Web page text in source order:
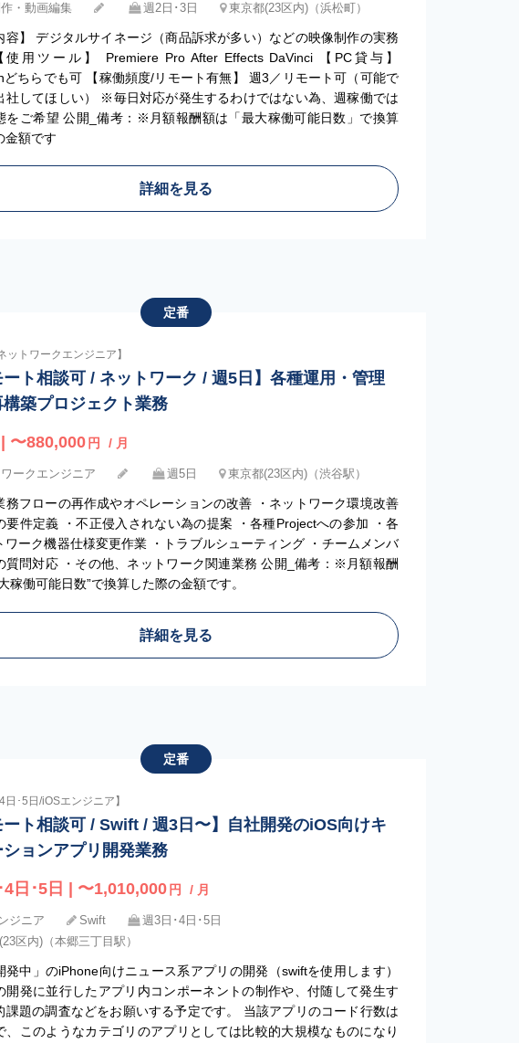
・動画編集 週2日･3日 東京都(23区内)（浜松町）
容】 デジタルサイネージ（商品訴求が多い）などの映像制作の実務
用ツール】 Premiere Pro After Effects DaVinci 【PC貸与】
どちらでも可 【稼働頻度/リモート有無】 週3／リモート可（可能で
社してほしい） ※毎日対応が発生するわけではない為、週稼働では
をご希望 公開_備考：※月額報酬額は「最大稼働可能日数」で換算
金額です
詳細を見る
定番
ットワークエンジニア】
ート相談可 / ネットワーク / 週5日】各種運用・管理
築プロジェクト業務
〜880,000 円 / 月
ークエンジニア 週5日 東京都(23区内)（渋谷駅）
務フローの再作成やオペレーションの改善 ・ネットワーク環境改善
要件定義 ・不正侵入されない為の提案 ・各種Projectへの参加 ・各
ワーク機器仕様変更作業 ・トラブルシューティング ・チームメンバ
質問対応 ・その他、ネットワーク関連業務 公開_備考：※月額報酬
稼働可能日数”で換算した際の金額です。
詳細を見る
定番
日･5日/iOSエンジニア】
ート相談可 / Swift / 週3日〜】自社開発のiOS向けキ
ションアプリ開発業務
4日･5日 | 〜1,010,000 円 / 月
ジニア Swift
週3日･4日･5日
区内)（本郷三丁目駅）
発中」のiPhone向けニュース系アプリの開発（swiftを使用します）
開発に並行したアプリ内コンポーネントの制作や、付随して発生す
課題の調査などをお願いする予定です。 当該アプリのコード行数は
、このようなカテゴリのアプリとしては比較的大規模なものになり